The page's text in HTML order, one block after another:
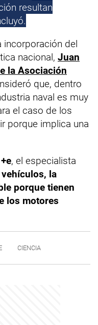
resultan
incorporación del
nacional, Juan
la Asociación
que, dentro
naval es muy
el caso de los
porque implica una
+e, el especialista
la
porque tienen
los motores
CIENCIA